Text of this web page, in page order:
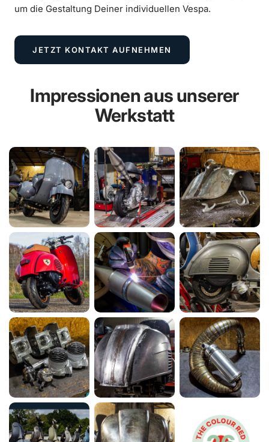
um die Gestaltung Deiner individuellen Vespa.
JETZT KONTAKT AUFNEHMEN
Impressionen aus unserer
Werkstatt
Vespa 250ccm Wideframe Umbau mit
Scheibenbremse und Sitzbanktank
MEHR ERFAHREN